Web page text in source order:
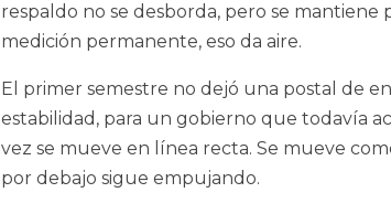
respaldo no se desborda, pero se
medición permanente, eso da aire.
El primer semestre no dejó una postal de
estabilidad, para un gobierno que todavía
vez se mueve en línea recta. Se mueve
por debajo sigue empujando.